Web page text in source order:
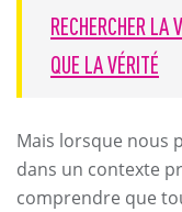
RECHERCHER LA
QUE LA VÉRITÉ
Mais lorsque nous
dans un contexte
comprendre que